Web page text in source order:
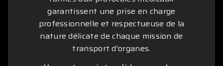
garantissent une prise en charge
professionnelle et respectueuse de la
nature délicate de chaque mission de
transport d'organes.